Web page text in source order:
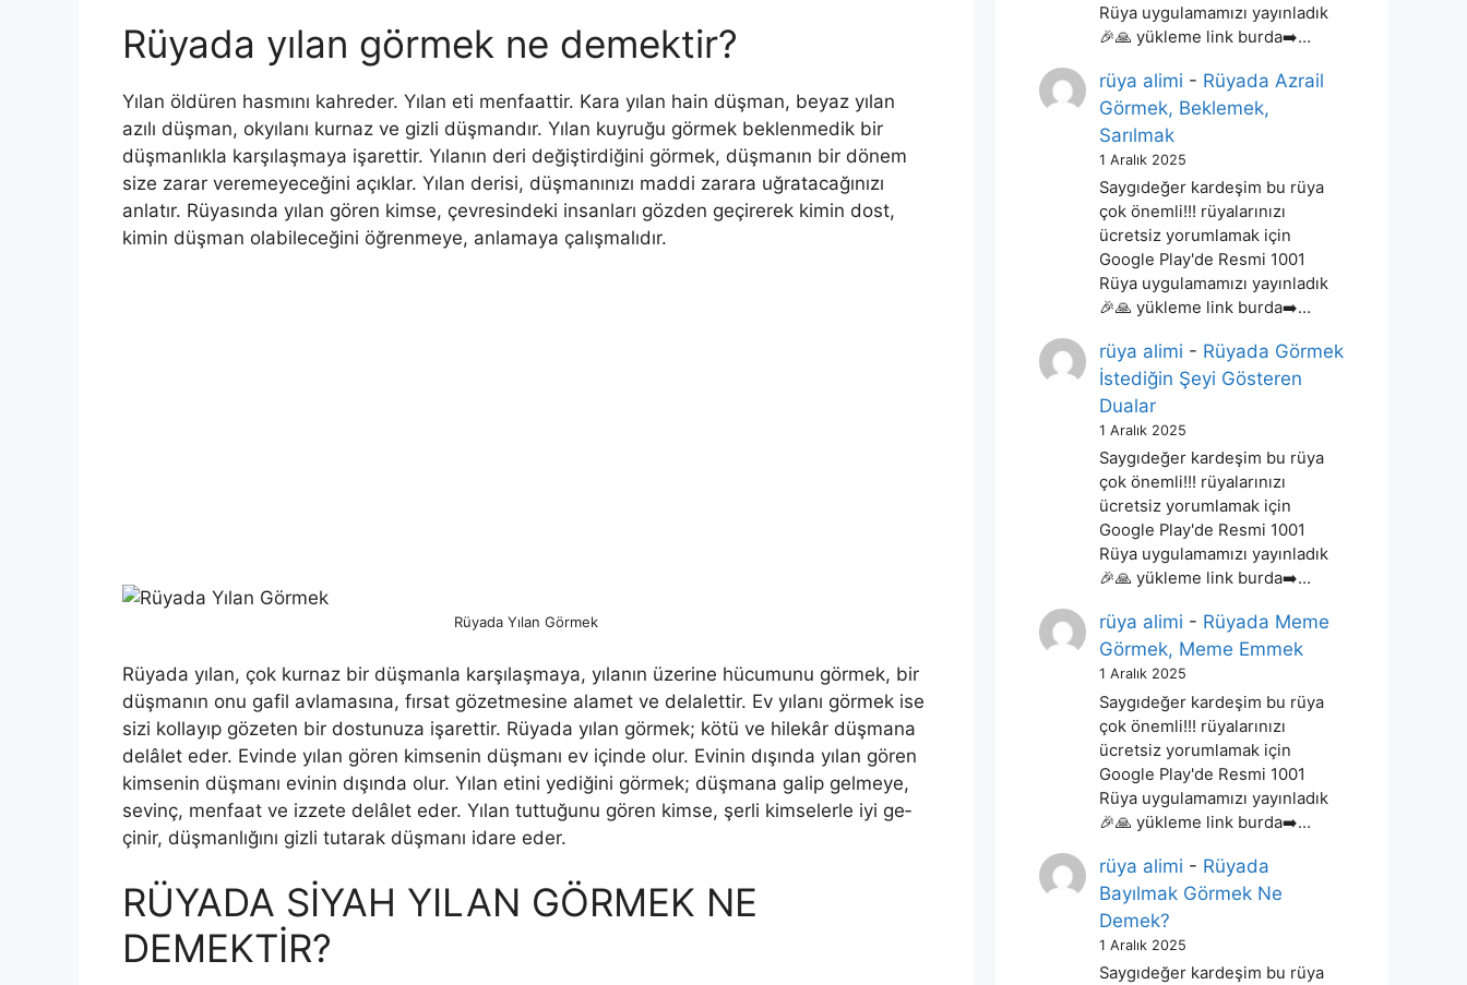
Rüyada yılan görmek ne demektir?
Yılan öldüren hasmını kahreder. Yılan eti men­faattir. Kara yılan hain düşman, beyaz yılan
azılı düşman, okyılanı kurnaz ve gizli düşmandır. Yılan kuyru­ğu görmek beklenmedik bir
düşmanlıkla karşılaşmaya işarettir. Yılanın deri değiştirdiğini görmek, düşmanın bir dönem
size zarar veremeyeceğini açıklar. Yılan derisi, düşmanınızı maddi zarara uğratacağınızı
anlatır. Rüyasında yılan gören kimse, çevresindeki insanları gözden geçirerek kimin dost,
kimin düşman olabileceğini öğrenmeye, anlamaya çalışmalı­dır.
Rüyada Yılan Görmek
Rüyada yılan, çok kurnaz bir düşmanla karşılaşmaya, yılanın üzerine hücumunu görmek, bir
düşmanın onu ga­fil avlamasına, fırsat gözetmesine alamet ve delalettir. Ev yılanı görmek ise
sizi kollayıp gözeten bir dostunuza işa­rettir. Rüyada yılan görmek; kötü ve hilekâr düş­mana
delâlet eder. Evinde yılan gören kimsenin düşmanı ev içinde olur. Evinin dışında yılan gören
kimsenin düşmanı evinin dı­şında olur. Yılan etini yediğini görmek; düşmana galip gelmeye,
sevinç, menfaat ve izzete delâlet eder. Yılan tuttuğunu gören kimse, şerli kimselerle iyi ge­
çinir, düşmanlığını gizli tutarak düşmanı idare eder.
RÜYADA SİYAH YILAN GÖRMEK NE
DEMEKTİR?
Rüya uygulamamızı yayınladık
🎉🙏 yükleme link burda➡️…
rüya alimi - Rüyada Azrail
Görmek, Beklemek,
Sarılmak
1 Aralık 2025
Saygıdeğer kardeşim bu rüya
çok önemli!!! rüyalarınızı
ücretsiz yorumlamak için
Google Play'de Resmi 1001
Rüya uygulamamızı yayınladık
🎉🙏 yükleme link burda➡️…
rüya alimi - Rüyada Görmek
İstediğin Şeyi Gösteren
Dualar
1 Aralık 2025
Saygıdeğer kardeşim bu rüya
çok önemli!!! rüyalarınızı
ücretsiz yorumlamak için
Google Play'de Resmi 1001
Rüya uygulamamızı yayınladık
🎉🙏 yükleme link burda➡️…
rüya alimi - Rüyada Meme
Görmek, Meme Emmek
1 Aralık 2025
Saygıdeğer kardeşim bu rüya
çok önemli!!! rüyalarınızı
ücretsiz yorumlamak için
Google Play'de Resmi 1001
Rüya uygulamamızı yayınladık
🎉🙏 yükleme link burda➡️…
rüya alimi - Rüyada
Bayılmak Görmek Ne
Demek?
1 Aralık 2025
Saygıdeğer kardeşim bu rüya